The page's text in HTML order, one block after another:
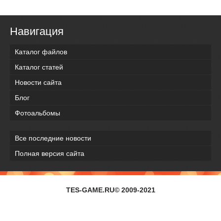
Навигация
Каталог файлов
Каталог статей
Новости сайта
Блог
Фотоальбомы
Все последние новости
Полная версия сайта
TES-GAME.RU© 2009-2021